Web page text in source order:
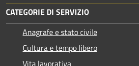
CATEGORIE DI SERVIZIO
Anagrafe e stato civile
Cultura e tempo libero
Vita lavorativa